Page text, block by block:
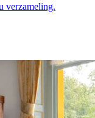
verzameling.